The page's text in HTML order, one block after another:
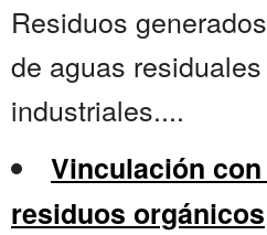
Residuos
de aguas
industriales....
Vinculación
residuos orgánicos